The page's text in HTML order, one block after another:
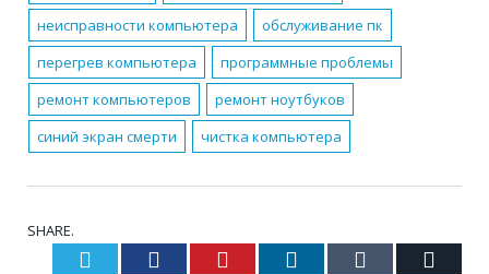
неисправности компьютера
обслуживание пк
перегрев компьютера
программные проблемы
ремонт компьютеров
ремонт ноутбуков
синий экран смерти
чистка компьютера
SHARE.
Twitter Facebook Pinterest LinkedIn Tumblr